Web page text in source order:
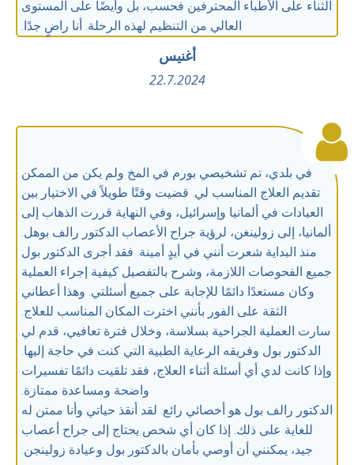
الثناء على الأطباء المحترفين فحسب، بل وأيضًا على المستوى
العالي من التنظيم لهذه الرحلة. أنا راضٍ جدًا.
أغنيس
22.7.2024
في بلدي، تم تشخيصي بورم في المخ ولم يكن من الممكن
تقديم العلاج المناسب لي. قضيت وقتًا طويلاً في الاختيار بين
العيادات في ألمانيا وإسرائيل، وفي النهاية قررت الذهاب إلى
ألمانيا، إلى زولينغن، لرؤية جراح الأعصاب الدكتور رالف بوهل.
منذ البداية شعرت أنني في أيدٍ أمينة. فقد أجرى الدكتور بول
جميع الفحوصات اللازمة، وشرح بالتفصيل كيفية إجراء العملية
وكان مستعدًا دائمًا للإجابة على جميع أسئلتي. وهذا أعطاني
الثقة على الفور بأنني اخترت المكان المناسب للعلاج.
سارت العملية الجراحية بسلاسة، وخلال فترة تعافيي، قدم لي
الدكتور بول وفريقه الرعاية الطبية التي كنت في حاجة إليها.
وإذا كانت لدي أي أسئلة أثناء العلاج، فقد تلقيت دائمًا تفسيرات
واضحة ومساعدة ممتازة.
الدكتور رالف بول هو أخصائي رائع. لقد أنقذ حياتي وأنا ممتن له
للغاية على ذلك. إذا كان أي شخص يحتاج إلى جراح أعصاب
جيد، يمكنني أن أوصي بأمان بالدكتور بول وعيادة زولينجن.